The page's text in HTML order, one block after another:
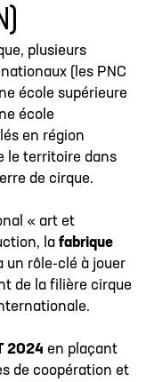
plusieurs
(les PNC
école supérieure
école
en région
le territoire dans
de cirque.
« art et
la fabrique
un rôle-clé à jouer
de la filière cirque
2024 en plaçant
de coopération et